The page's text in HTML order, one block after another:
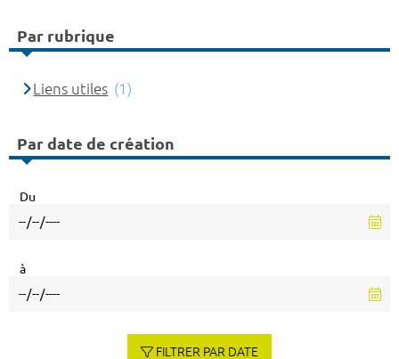
Par rubrique
Liens utiles (1)
Par date de création
Du
à
FILTRER PAR DATE